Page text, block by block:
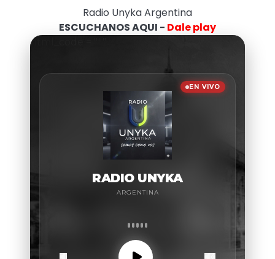
Radio Unyka Argentina
ESCUCHANOS AQUI - Dale play